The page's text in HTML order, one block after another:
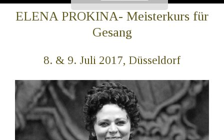
ELENA PROKINA- Meisterkurs für
Gesang
8. & 9. Juli 2017, Düsseldorf